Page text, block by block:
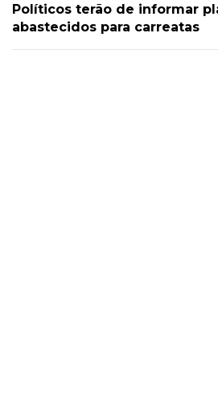
Políticos terão de informar
abastecidos para carreatas